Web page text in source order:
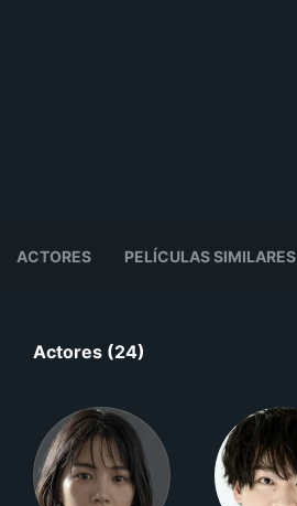
ACTORES PELÍCULAS SIMILARES
Actores (24)